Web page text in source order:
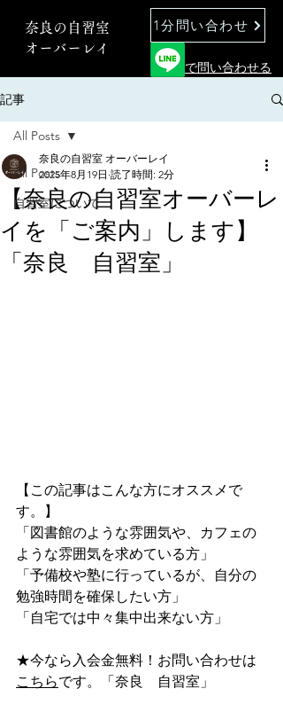
奈良の自習室
オーバーレイ
1分問い合わせ
で問い合わせる
記事
All Posts
自習室について
All Posts
【奈良の自習室オーバーレ
イを「ご案内」します】
「奈良 自習室」
奈良の自習室 オーバーレイ
2025年8月19日 読了時間: 2分
【この記事はこんな方にオススメで
す。】
「図書館のような雰囲気や、カフェの
ような雰囲気を求めている方」
「予備校や塾に行っているが、自分の
勉強時間を確保したい方」
「自宅では中々集中出来ない方」
★今なら入会金無料！お問い合わせは
こちらです。「奈良　自習室」